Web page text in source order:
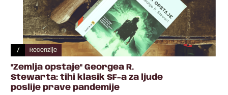
/ Recenzije
"Zemlja opstaje" Georgea R.
Stewarta: tihi klasik SF-a za ljude
poslije prave pandemije